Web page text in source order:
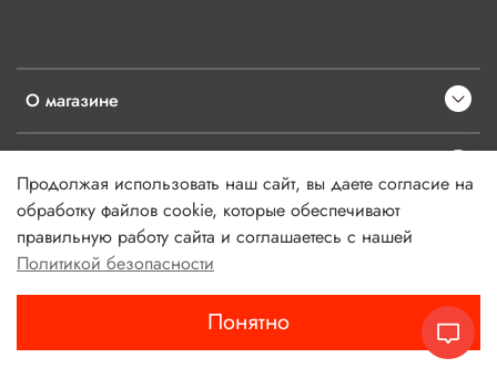
О магазине
Информация
Главная Поиск Корзина Избранное Профиль
Продолжая использовать наш сайт, вы даете согласие на
обработку файлов cookie, которые обеспечивают
правильную работу сайта и соглашаетесь с нашей
Политикой безопасности
Понятно